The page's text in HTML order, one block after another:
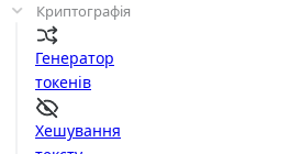
Криптографія
Генератор
токенів
Хешування